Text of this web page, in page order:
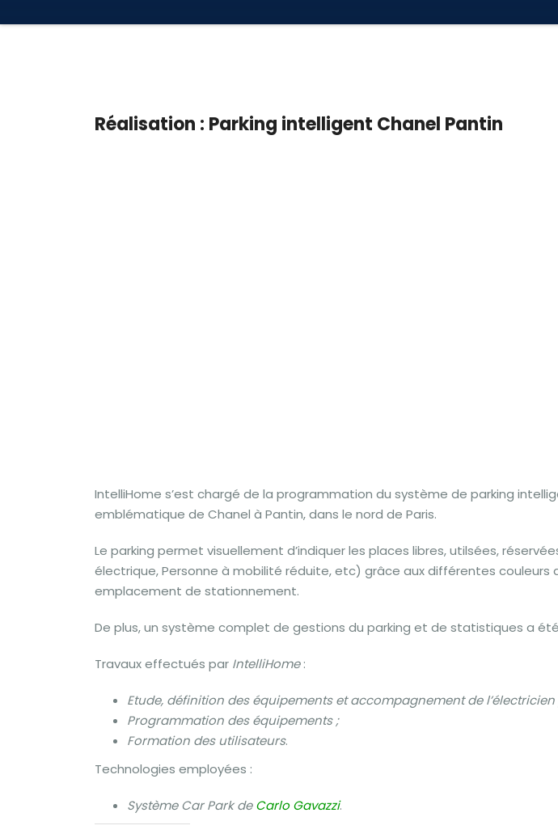
Réalisation : Parking intelligent Chanel Pantin
IntelliHome s’est chargé de la programmation du système de parking
emblématique de Chanel à Pantin, dans le nord de Paris.
Le parking permet visuellement d’indiquer les places libres, utilsées,
électrique, Personne à mobilité réduite, etc) grâce aux différentes couleurs
emplacement de stationnement.
De plus, un système complet de gestions du parking et de statistiques a
Travaux effectués par IntelliHome:
Etude, définition des équipements et accompagnement de
Programmation des équipements ;
Formation des utilisateurs.
Technologies employées :
Système Car Park deCarlo Gavazzi.